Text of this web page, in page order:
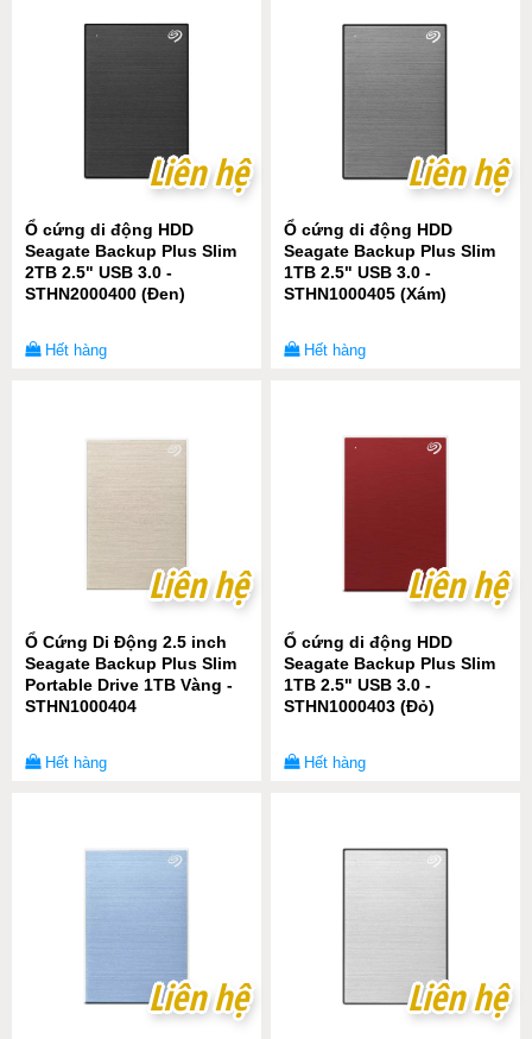
Liên hệ
Liên hệ
Ổ cứng di động HDD
Seagate Backup Plus Slim
2TB 2.5" USB 3.0 -
STHN2000400 (Đen)
Hết hàng
Liên hệ
Liên hệ
Ổ cứng di động HDD
Seagate Backup Plus Slim
1TB 2.5" USB 3.0 -
STHN1000405 (Xám)
Hết hàng
Liên hệ
Liên hệ
Ổ Cứng Di Động 2.5 inch
Seagate Backup Plus Slim
Portable Drive 1TB Vàng -
STHN1000404
Hết hàng
Liên hệ
Liên hệ
Ổ cứng di động HDD
Seagate Backup Plus Slim
1TB 2.5" USB 3.0 -
STHN1000403 (Đỏ)
Hết hàng
Liên hệ
Liên hệ Liên hệ
Liên hệ